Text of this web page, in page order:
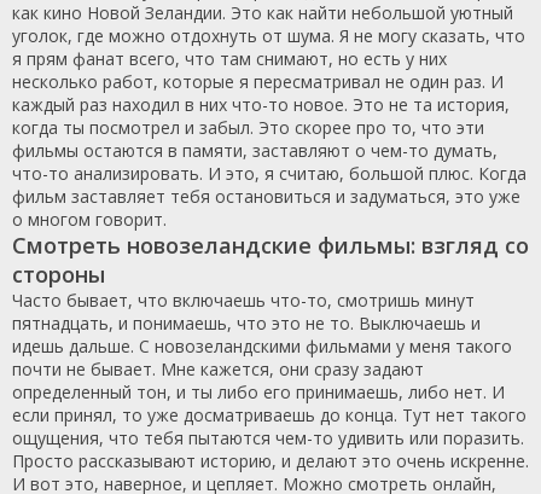
как кино Новой Зеландии. Это как найти небольшой уютный
уголок, где можно отдохнуть от шума. Я не могу сказать, что
я прям фанат всего, что там снимают, но есть у них
несколько работ, которые я пересматривал не один раз. И
каждый раз находил в них что-то новое. Это не та история,
когда ты посмотрел и забыл. Это скорее про то, что эти
фильмы остаются в памяти, заставляют о чем-то думать,
что-то анализировать. И это, я считаю, большой плюс. Когда
фильм заставляет тебя остановиться и задуматься, это уже
о многом говорит.
Смотреть новозеландские фильмы: взгляд со
стороны
Часто бывает, что включаешь что-то, смотришь минут
пятнадцать, и понимаешь, что это не то. Выключаешь и
идешь дальше. С новозеландскими фильмами у меня такого
почти не бывает. Мне кажется, они сразу задают
определенный тон, и ты либо его принимаешь, либо нет. И
если принял, то уже досматриваешь до конца. Тут нет такого
ощущения, что тебя пытаются чем-то удивить или поразить.
Просто рассказывают историю, и делают это очень искренне.
И вот это, наверное, и цепляет. Можно смотреть онлайн,